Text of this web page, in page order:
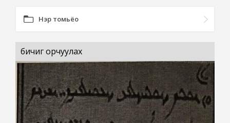
Нэр томьёо
бичиг орчуулах